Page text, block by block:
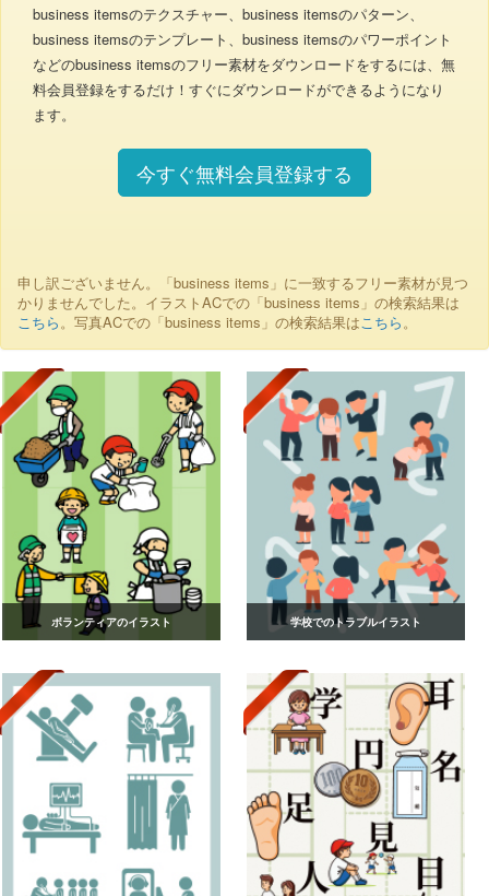
business itemsのテクスチャー、business itemsのパターン、
business itemsのテンプレート、business itemsのパワーポイント
などのbusiness itemsのフリー素材をダウンロードをするには、無
料会員登録をするだけ！すぐにダウンロードができるようになり
ます。
今すぐ無料会員登録する
申し訳ございません。「business items」に一致するフリー素材が見つ
かりませんでした。イラストACでの「business items」の検索結果は
こちら。写真ACでの「business items」の検索結果はこちら。
ボランティアのイラスト 学校でのトラブルイラスト